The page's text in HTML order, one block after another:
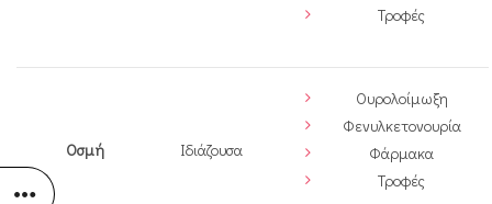
Τροφές
Οσμή Ιδιάζουσα
Ουρολοίμωξη
Φενυλκετονουρία
Φάρμακα
Τροφές